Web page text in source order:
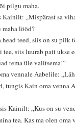
pilgu maha.
Kainilt: „Mispärast sa
maha lööd?
teed, siis on su pilk
tee, siis luurab patt ukse
tema üle valitsema!”
vennale Aabelile:
tungis Kain oma venna
Kainilt: „Kus on su
tea. Kas ma olen oma